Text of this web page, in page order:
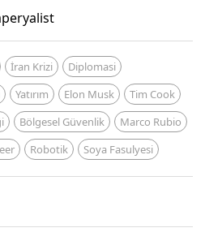
İran Krizi
Diplomasi
Yatırım Elon Musk
Tim Cook
Bölgesel Güvenlik
Marco Rubio
Robotik Soya Fasulyesi